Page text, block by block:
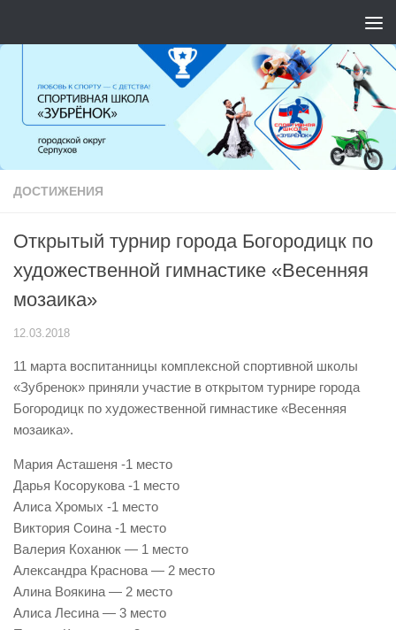
ДОСТИЖЕНИЯ
Открытый турнир города Богородицк по
художественной гимнастике «Весенняя
мозаика»
12.03.2018
11 марта воспитанницы комплексной спортивной школы
«Зубренок» приняли участие в открытом турнире города
Богородицк по художественной гимнастике «Весенняя
мозаика».
Мария Асташеня -1 место
Дарья Косорукова -1 место
Алиса Хромых -1 место
Виктория Соина -1 место
Валерия Коханюк — 1 место
Александра Краснова — 2 место
Алина Воякина — 2 место
Алиса Лесина — 3 место